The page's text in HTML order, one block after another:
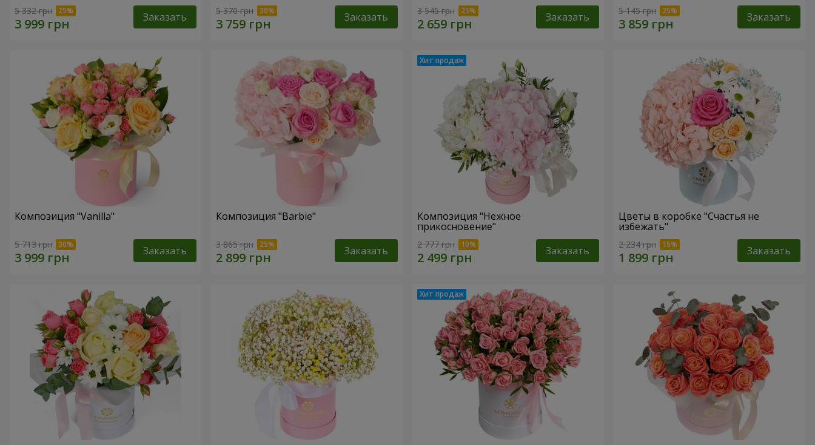
5 332 грн Заказать 5 370 грн Заказать 3 545 грн Заказать 5 145 грн Заказать
Композиция "Vanilla"
5 713 грн Заказать
Композиция "Barbie"
3 865 грн Заказать
Композиция "Нежное
прикосновение"
2 777 грн Заказать
Цветы в коробке "Счастья не
избежать"
2 234 грн Заказать